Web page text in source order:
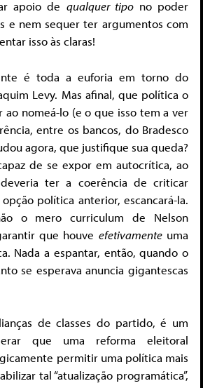
apoio de qualquer tipono poder
e nem sequer ter argumentos com
isso às claras!
é toda a euforia em torno do
Levy. Mas afinal, que política o
ao nomeá-lo (e o que isso tem a ver
entre os bancos, do Bradesco
agora, que justifique sua queda?
de se expor em autocrítica, ao
ter a coerência de criticar
política anterior, escancará-la.
o mero curriculum de Nelson
que houve efetivamenteuma
Nada a espantar, então, quando o
se esperava anuncia gigantescas
de classes do partido, é um
que uma reforma eleitoral
permitir uma política mais
tal “atualização programática”,